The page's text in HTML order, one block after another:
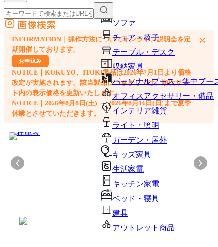
ソファ
チェア・椅子
テーブル・デスク
収納家具
パーソナルブース・集中ブー
オフィスアクセサリー・備品
インテリア雑貨
ライト・照明
ガーデン・屋外
キッズ家具
生活家電
キッチン家電
ベッド・寝具
建具
アウトレット商品
外部サイトの商品をカートに追加
他のサイトで見つけた商品ページのURLを貼り付けて、カートに追加できます
画像検索
INFORMATION｜操作方法についてオンライン説明会を定
期開催しております。
お申込み
NOTICE｜KOKUYO、ITOKI製品は2026年7月1日より価格
改定が実施されます。該当製品につきましては、順次サイ
ト内の表示価格を更新いたします。
NOTICE｜2026年8月8日(土) ～ 2026年8月16日(日)まで夏季
休業とさせていただきます。
×